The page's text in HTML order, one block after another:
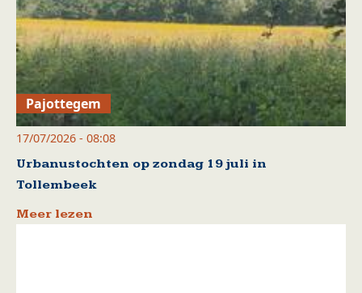
Pajottegem
17/07/2026 - 08:08
Urbanustochten op zondag 19 juli in
Tollembeek
Meer lezen